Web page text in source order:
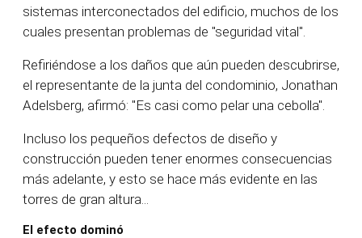
sistemas interconectados del edificio, muchos de los
cuales presentan problemas de "seguridad vital".
Refiriéndose a los daños que aún pueden descubrirse,
el representante de la junta del condominio, Jonathan
Adelsberg, afirmó: "Es casi como pelar una cebolla".
Incluso los pequeños defectos de diseño y
construcción pueden tener enormes consecuencias
más adelante, y esto se hace más evidente en las
torres de gran altura...
El efecto dominó